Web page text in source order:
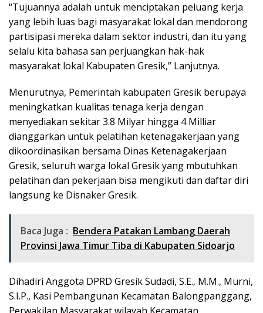
“Tujuannya adalah untuk menciptakan peluang kerja
yang lebih luas bagi masyarakat lokal dan mendorong
partisipasi mereka dalam sektor industri, dan itu yang
selalu kita bahasa san perjuangkan hak-hak
masyarakat lokal Kabupaten Gresik,” Lanjutnya.
Menurutnya, Pemerintah kabupaten Gresik berupaya
meningkatkan kualitas tenaga kerja dengan
menyediakan sekitar 3.8 Milyar hingga 4 Milliar
dianggarkan untuk pelatihan ketenagakerjaan yang
dikoordinasikan bersama Dinas Ketenagakerjaan
Gresik, seluruh warga lokal Gresik yang mbutuhkan
pelatihan dan pekerjaan bisa mengikuti dan daftar diri
langsung ke Disnaker Gresik.
Baca Juga : Bendera Patakan Lambang Daerah
Provinsi Jawa Timur Tiba di Kabupaten Sidoarjo
Dihadiri Anggota DPRD Gresik Sudadi, S.E., M.M., Murni,
S.I.P., Kasi Pembangunan Kecamatan Balongpanggang,